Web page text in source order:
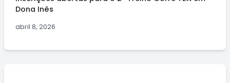
Dona Inês
abril 8, 2026